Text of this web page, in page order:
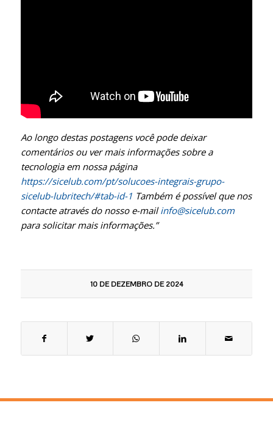
Ao longo destas postagens você pode deixar
comentários ou ver mais informações sobre a
tecnologia em nossa página
https://sicelub.com/pt/solucoes-integrais-grupo-
sicelub-lubritech/#tab-id-1 Também é possível que nos
contacte através do nosso e-mailinfo@sicelub.com
para solicitar mais informações.”
10 DE DEZEMBRO DE 2024